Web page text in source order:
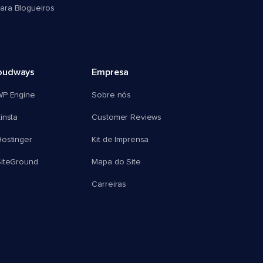
Blogueiros
Engine
Empresa
Sobre nós
Customer Reviews
Kit de Imprensa
Mapa do Site
Carreiras